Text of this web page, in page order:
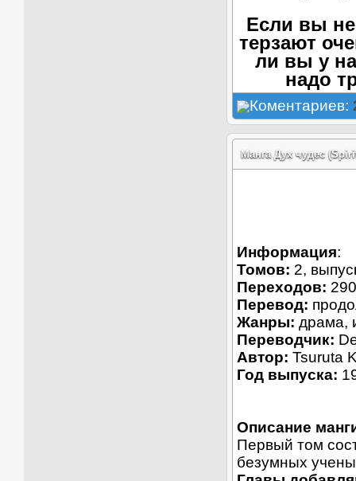
Если вы
терзают
ли вы у
надо
Коментариев:
Манга Дух чудес
Информация:
Томов: 2,
Переходов:
Перевод:
Жанры: драма,
Переводчик:
Автор: Tsuruta
Год выпуска:
Описание
Первый том
безумных